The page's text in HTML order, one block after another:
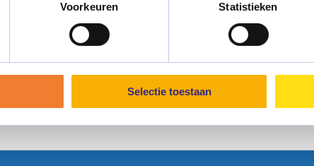
Voorkeuren Statistieken
Selectie toestaan
Achternaam